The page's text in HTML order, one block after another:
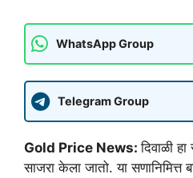
WhatsApp Group
Telegram Group
Gold Price News:दिवाळी
साजरा केला जातो. या सणानिमित्त